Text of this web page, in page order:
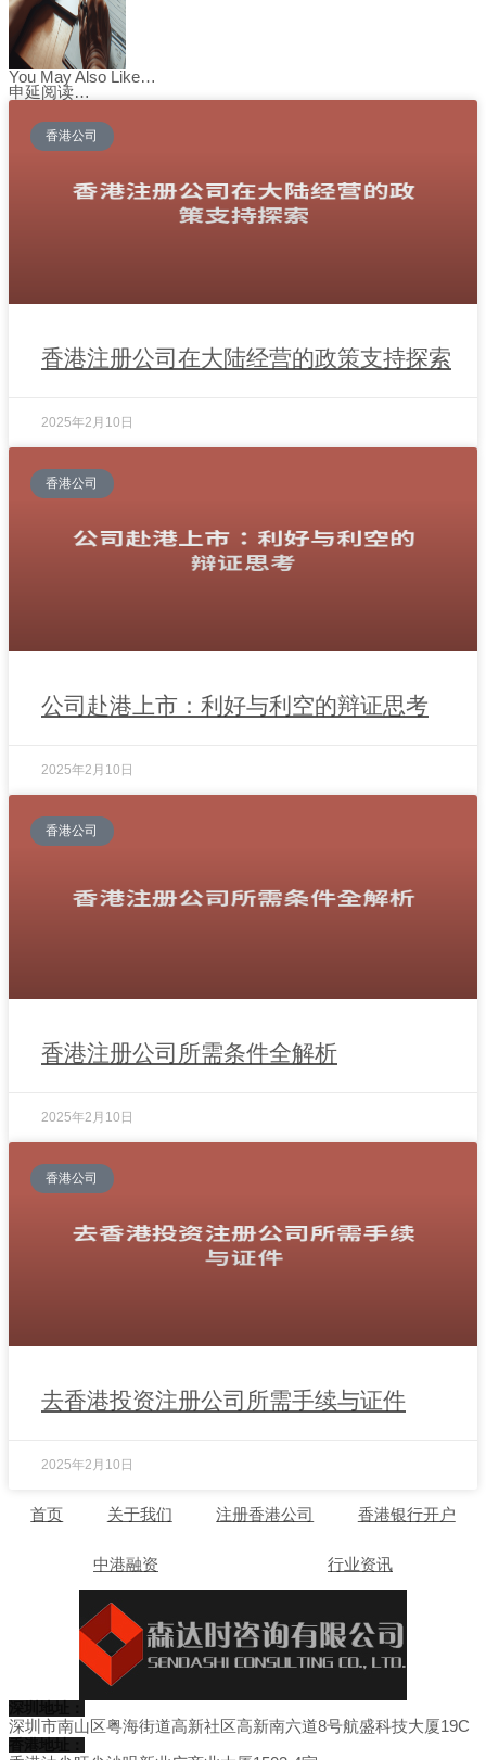
You May Also Like…
申延阅读…
香港公司
香港注册公司在大陆经营的政策支持探索
2025年2月10日
香港公司
公司赴港上市：利好与利空的辩证思考
2025年2月10日
香港公司
香港注册公司所需条件全解析
2025年2月10日
香港公司
去香港投资注册公司所需手续与证件
2025年2月10日
首页 关于我们 注册香港公司 香港银行开户
中港融资 行业资讯
深圳市南山区粤海街道高新社区高新南六道8号航盛科技大厦19C